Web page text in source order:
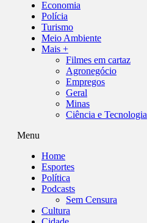
Economia
Polícia
Turismo
Meio Ambiente
Mais +
Filmes em cartaz
Agronegócio
Empregos
Geral
Minas
Ciência e Tecnologia
Menu
Home
Esportes
Política
Podcasts
Sem Censura
Cultura